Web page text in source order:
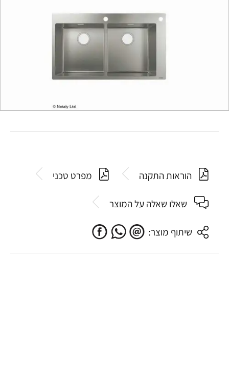
הוראות התקנה מפרט טכני
שאלו שאלה על המוצר
שיתוף מוצר: